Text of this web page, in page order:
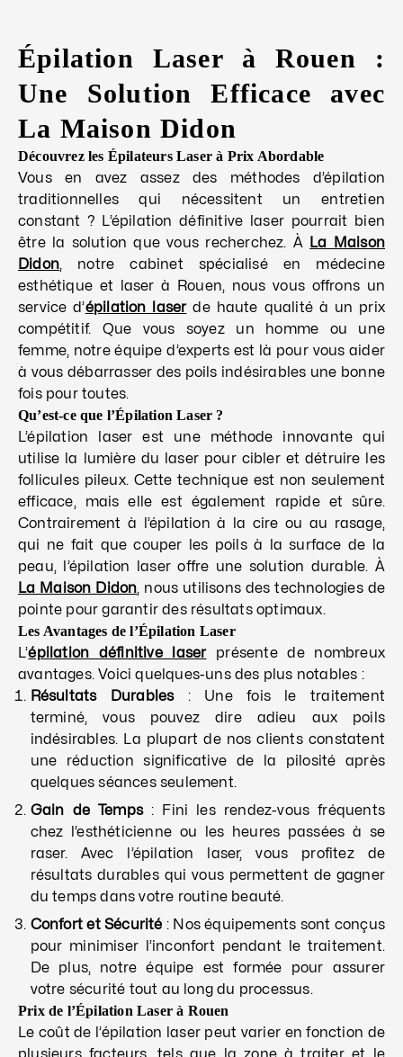
Épilation Laser à Rouen :
Une Solution Efficace avec
La Maison Didon
Découvrez les Épilateurs Laser à Prix Abordable
Vous en avez assez des méthodes d’épilation
traditionnelles qui nécessitent un entretien
constant ? L’épilation définitive laser pourrait bien
être la solution que vous recherchez. À
La Maison
Didon, notre cabinet spécialisé en médecine
esthétique et laser à Rouen, nous vous offrons un
service d’épilation laserde haute qualité à un prix
compétitif. Que vous soyez un homme ou une
femme, notre équipe d’experts est là pour vous aider
à vous débarrasser des poils indésirables une bonne
fois pour toutes.
Qu’est-ce que l’Épilation Laser ?
L’épilation laser est une méthode innovante qui
utilise la lumière du laser pour cibler et détruire les
follicules pileux. Cette technique est non seulement
efficace, mais elle est également rapide et sûre.
Contrairement à l’épilation à la cire ou au rasage,
qui ne fait que couper les poils à la surface de la
peau, l’épilation laser offre une solution durable. À
La Maison Didon, nous utilisons des technologies de
pointe pour garantir des résultats optimaux.
Les Avantages de l’Épilation Laser
L’épilation définitive laserprésente de nombreux
avantages. Voici quelques-uns des plus notables :
Résultats Durables: Une fois le traitement
terminé, vous pouvez dire adieu aux poils
indésirables. La plupart de nos clients constatent
une réduction significative de la pilosité après
quelques séances seulement.
Gain de Temps: Fini les rendez-vous fréquents
chez l’esthéticienne ou les heures passées à se
raser. Avec l’épilation laser, vous profitez de
résultats durables qui vous permettent de gagner
du temps dans votre routine beauté.
Confort et Sécurité : Nos équipements sont conçus
pour minimiser l’inconfort pendant le traitement.
De plus, notre équipe est formée pour assurer
votre sécurité tout au long du processus.
Prix de l’Épilation Laser à Rouen
Le coût de l’épilation laser peut varier en fonction de
plusieurs facteurs, tels que la zone à traiter et le